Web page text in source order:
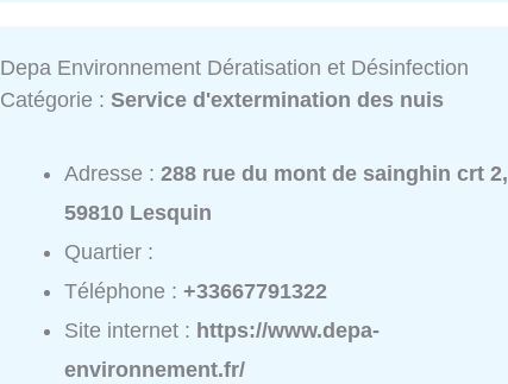
Depa Environnement Dératisation et Désinfection
Catégorie :Service d'extermination des nuis
Adresse :288 rue du mont de sainghin crt 2,
59810 Lesquin
Quartier :
Téléphone :+33667791322
Site internet : https://www.depa-
environnement.fr/